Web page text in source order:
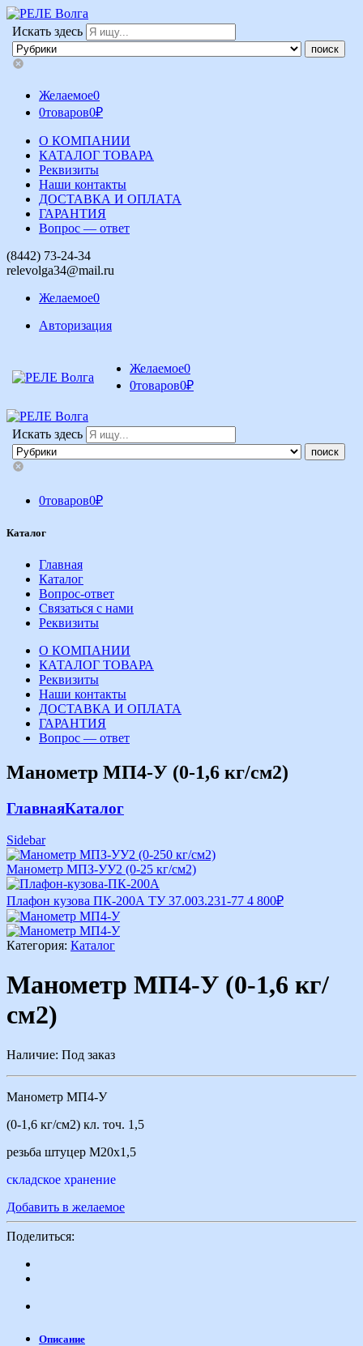
Искать здесь
Желаемое0
0товаров0₽
О КОМПАНИИ
КАТАЛОГ ТОВАРА
Реквизиты
Наши контакты
ДОСТАВКА И ОПЛАТА
ГАРАНТИЯ
Вопрос — ответ
(8442) 73-24-34
relevolga34@mail.ru
Желаемое0
Авторизация
Желаемое0
0товаров0₽
Искать здесь
0товаров0₽
Каталог
Главная
Каталог
Вопрос-ответ
Связаться с нами
Реквизиты
О КОМПАНИИ
КАТАЛОГ ТОВАРА
Реквизиты
Наши контакты
ДОСТАВКА И ОПЛАТА
ГАРАНТИЯ
Вопрос — ответ
Манометр МП4-У (0-1,6 кг/см2)
ГлавнаяКаталог
Sidebar
Манометр МПЗ-УУ2 (0-25 кг/см2)
Плафон кузова ПК-200А ТУ 37.003.231-77 4 800₽
Категория: Каталог
Манометр МП4-У (0-1,6 кг/
см2)
Наличие: Под заказ
Манометр МП4-У
(0-1,6 кг/см2) кл. точ. 1,5
резьба штуцер М20х1,5
складское хранение
Добавить в желаемое
Поделиться:
Описание